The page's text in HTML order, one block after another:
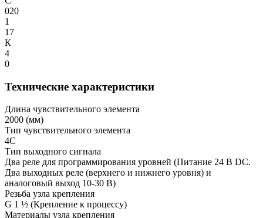
020
1
17
К
4
0
Технические характеристики
Длина чувствительного элемента
2000 (мм)
Тип чувствительного элемента
4С
Тип выходного сигнала
Два реле для программирования уровней (Питание 24 В DC.
Два выходных реле (верхнего и нижнего уровня) и
аналоговый выход 10-30 В)
Резьба узла крепления
G 1 ½ (Крепление к процессу)
Материалы узла крепления